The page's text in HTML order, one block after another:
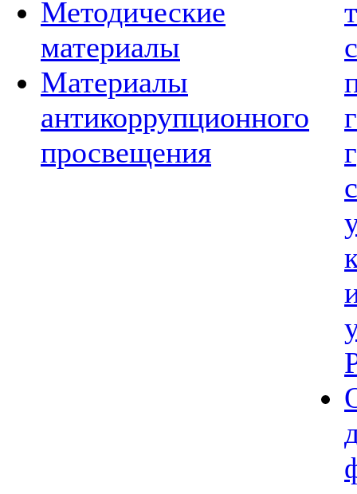
Методические
материалы
Материалы
антикоррупционного
просвещения